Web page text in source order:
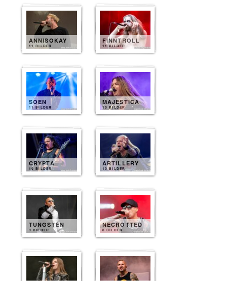
ANNISOKAY
11 BILDER
FINNTROLL
11 BILDER
SOEN
11 BILDER
MAJESTICA
10 BILDER
CRYPTA
10 BILDER
ARTILLERY
10 BILDER
TUNGSTEN
9 BILDER
NECROTTED
8 BILDER